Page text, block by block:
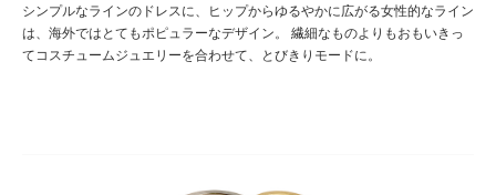
シンプルなラインのドレスに、ヒップからゆるやかに広がる女性的なライン
は、海外ではとてもポピュラーなデザイン。 繊細なものよりもおもいきっ
てコスチュームジュエリーを合わせて、とびきりモードに。